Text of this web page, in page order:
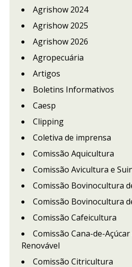
Agrishow 2024
Agrishow 2025
Agrishow 2026
Agropecuária
Artigos
Boletins Informativos
Caesp
Clipping
Coletiva de imprensa
Comissão Aquicultura
Comissão Avicultura e
Comissão Bovinocultura
Comissão Bovinocultura
Comissão Cafeicultura
Comissão Cana-de-
Renovável
Comissão Citricultura